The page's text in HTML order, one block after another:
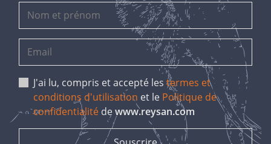
J'ai lu, compris et accepté lestermes et
conditions d'utilisation et le Politique de
confidentialité dewww.reysan.com